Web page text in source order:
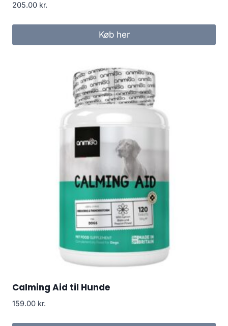
205.00 kr.
Køb her
Calming Aid til Hunde
159.00 kr.